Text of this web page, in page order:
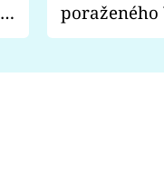
poraženého
chce raději